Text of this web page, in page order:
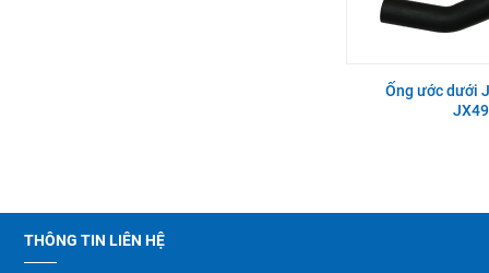
2T)
Ống ước dưới
THÔNG TIN LIÊN HỆ